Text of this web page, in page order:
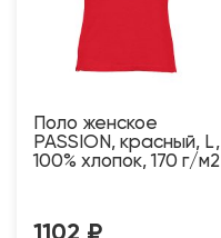
Поло женское
PASSION, красный, L,
100% хлопок, 170 г/м2
1102 ₽